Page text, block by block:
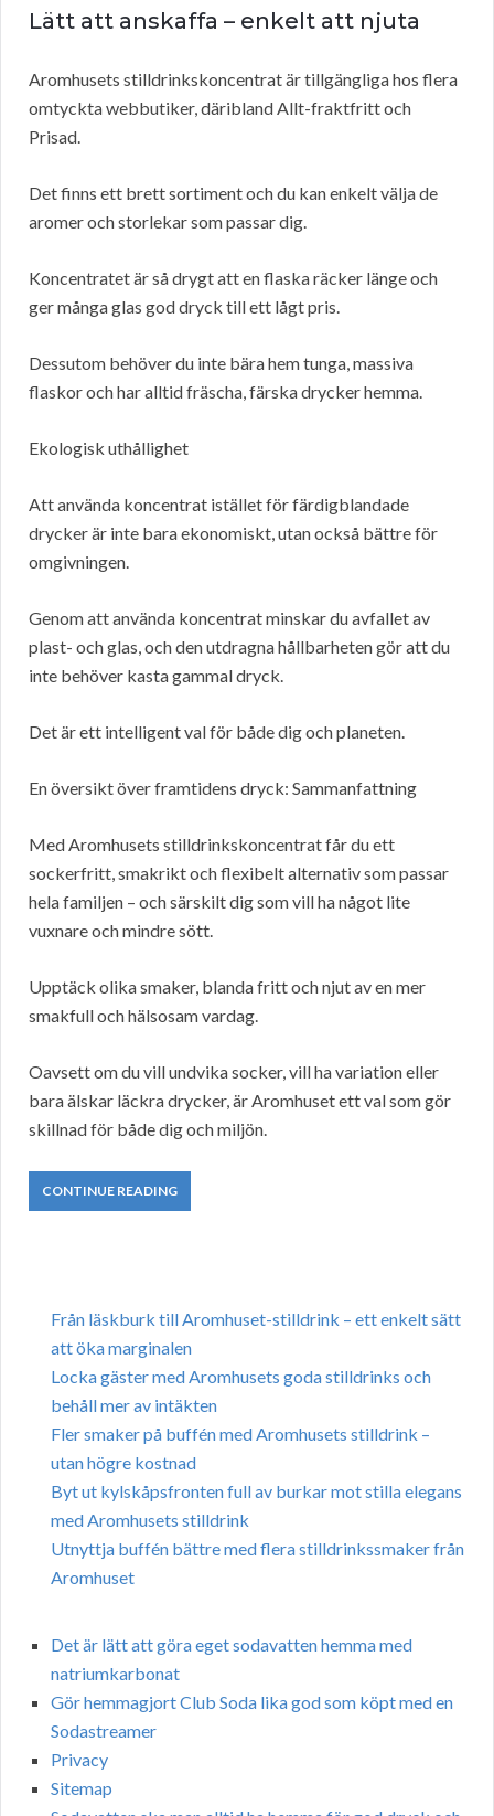
Lätt att anskaffa – enkelt att njuta
Aromhusets stilldrinkskoncentrat är tillgängliga hos flera
omtyckta webbutiker, däribland Allt-fraktfritt och
Prisad.
Det finns ett brett sortiment och du kan enkelt välja de
aromer och storlekar som passar dig.
Koncentratet är så drygt att en flaska räcker länge och
ger många glas god dryck till ett lågt pris.
Dessutom behöver du inte bära hem tunga, massiva
flaskor och har alltid fräscha, färska drycker hemma.
Ekologisk uthållighet
Att använda koncentrat istället för färdigblandade
drycker är inte bara ekonomiskt, utan också bättre för
omgivningen.
Genom att använda koncentrat minskar du avfallet av
plast- och glas, och den utdragna hållbarheten gör att du
inte behöver kasta gammal dryck.
Det är ett intelligent val för både dig och planeten.
En översikt över framtidens dryck: Sammanfattning
Med Aromhusets stilldrinkskoncentrat får du ett
sockerfritt, smakrikt och flexibelt alternativ som passar
hela familjen – och särskilt dig som vill ha något lite
vuxnare och mindre sött.
Upptäck olika smaker, blanda fritt och njut av en mer
smakfull och hälsosam vardag.
Oavsett om du vill undvika socker, vill ha variation eller
bara älskar läckra drycker, är Aromhuset ett val som gör
skillnad för både dig och miljön.
CONTINUE READING
Från läskburk till Aromhuset-stilldrink – ett enkelt sätt
att öka marginalen
Locka gäster med Aromhusets goda stilldrinks och
behåll mer av intäkten
Fler smaker på buffén med Aromhusets stilldrink –
utan högre kostnad
Byt ut kylskåpsfronten full av burkar mot stilla elegans
med Aromhusets stilldrink
Utnyttja buffén bättre med flera stilldrinkssmaker från
Aromhuset
Det är lätt att göra eget sodavatten hemma med
natriumkarbonat
Gör hemmagjort Club Soda lika god som köpt med en
Sodastreamer
Privacy
Sitemap